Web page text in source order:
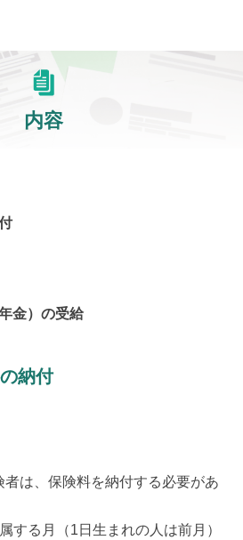
内容
金）の受給
納付
者は、保険料を納付する必要があ
する月（1日生まれの人は前月）